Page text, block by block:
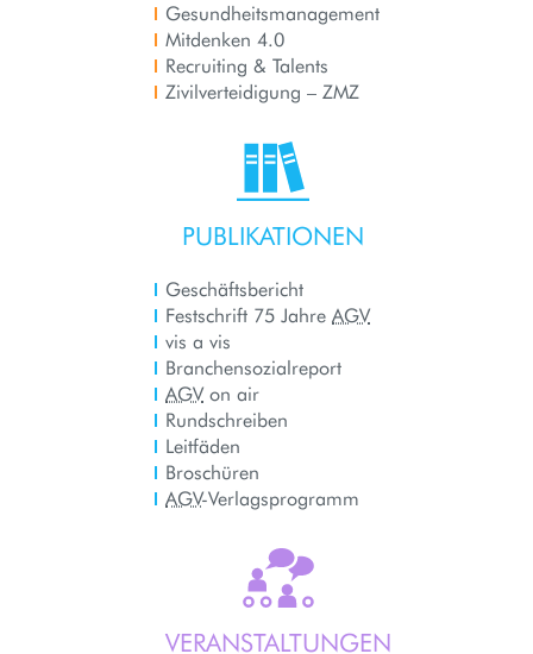
Gesundheits­management
Mitdenken 4.0
Recruiting & Talents
Zivilverteidigung – ZMZ
PUBLIKATIONEN
Geschäftsbericht
Festschrift 75 Jahre AGV
vis a vis
Branchensozialreport
AGVon air
Rundschreiben
Leitfäden
Broschüren
AGV-Verlags­programm
VERANSTALTUNGEN